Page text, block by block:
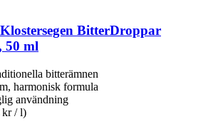
Klostersegen BitterDroppar
50 ml
bitterämnen
harmonisk formula
användning
kr / l)